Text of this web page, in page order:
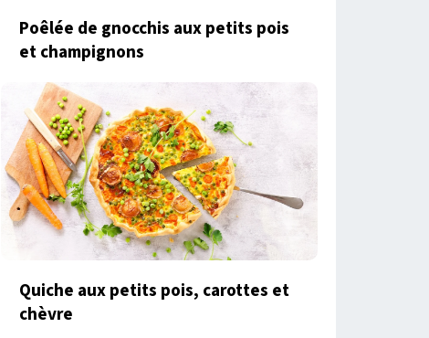
Poêlée de gnocchis aux petits pois
et champignons
Quiche aux petits pois, carottes et
chèvre